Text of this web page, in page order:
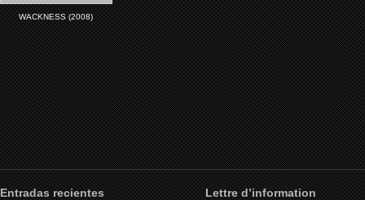
WACKNESS (2008)
Entradas recientes Lettre d’information